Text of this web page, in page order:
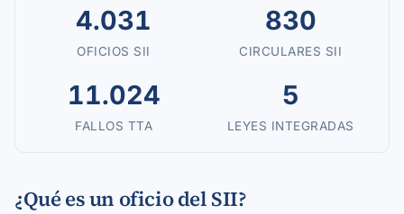
4.031
OFICIOS SII
830
CIRCULARES SII
11.024
FALLOS TTA
5
LEYES INTEGRADAS
¿Qué es un oficio del SII?